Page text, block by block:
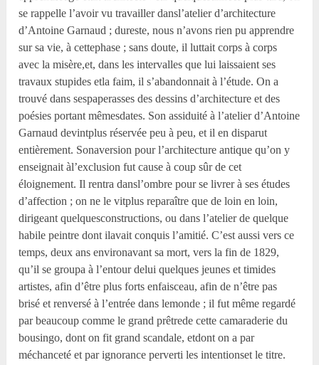
se rappelle l’avoir vu travailler dansl’atelier d’architecture
d’Antoine Garnaud ; dureste, nous n’avons rien pu apprendre
sur sa vie, à cettephase ; sans doute, il luttait corps à corps
avec la misère,et, dans les intervalles que lui laissaient ses
travaux stupides etla faim, il s’abandonnait à l’étude. On a
trouvé dans sespaperasses des dessins d’architecture et des
poésies portant mêmesdates. Son assiduité à l’atelier d’Antoine
Garnaud devintplus réservée peu à peu, et il en disparut
entièrement. Sonaversion pour l’architecture antique qu’on y
enseignait àl’exclusion fut cause à coup sûr de cet
éloignement. Il rentra dansl’ombre pour se livrer à ses études
d’affection ; on ne le vitplus reparaître que de loin en loin,
dirigeant quelquesconstructions, ou dans l’atelier de quelque
habile peintre dont ilavait conquis l’amitié. C’est aussi vers ce
temps, deux ans environavant sa mort, vers la fin de 1829,
qu’il se groupa à l’entour delui quelques jeunes et timides
artistes, afin d’être plus forts enfaisceau, afin de n’être pas
brisé et renversé à l’entrée dans lemonde ; il fut même regardé
par beaucoup comme le grand prêtrede cette camaraderie du
bousingo, dont on fit grand scandale, etdont on a par
méchanceté et par ignorance perverti les intentionset le titre.